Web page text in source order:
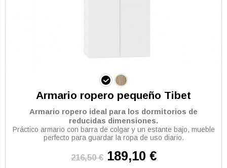
Armario ropero pequeño Tibet
Armario ropero ideal para los dormitorios de
reducidas dimensiones.
Práctico armario con barra de colgar y un estante bajo, mueble
perfecto para guardar la ropa de uso diario.
216,50 € 189,10 €